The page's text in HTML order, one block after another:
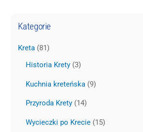
Kategorie
Kreta (81)
Historia Krety(3)
Kuchnia kreteńska(9)
Przyroda Krety(14)
Wycieczki po Krecie(15)